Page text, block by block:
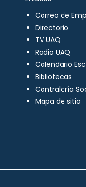
Correo de
Directorio
TV UAQ
Radio UAQ
Calendario
Bibliotecas
Contraloría
Mapa de sitio